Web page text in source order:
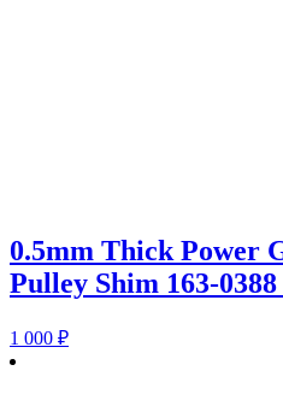
0.5mm Thick Power
Pulley Shim 163-0388
1 000 ₽